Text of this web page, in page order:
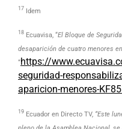
17 Idem
18 Ecuavisa, “El Bloque de
desaparición de cuatro menores
“https://
seguridad-
aparicion-menores-
19 Ecuador en Directo TV, “Este